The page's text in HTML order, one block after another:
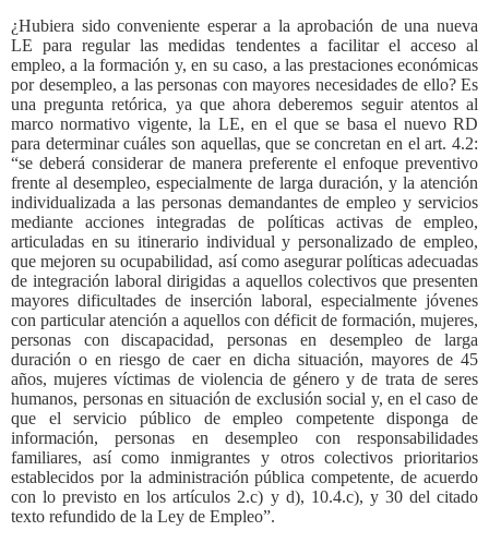
¿Hubiera sido conveniente esperar a la aprobación de una nueva
LE para regular las medidas tendentes a facilitar el acceso al
empleo, a la formación y, en su caso, a las prestaciones económicas
por desempleo, a las personas con mayores necesidades de ello? Es
una pregunta retórica, ya que ahora deberemos seguir atentos al
marco normativo vigente, la LE, en el que se basa el nuevo RD
para determinar cuáles son aquellas, que se concretan en el art. 4.2:
“se deberá considerar de manera preferente el enfoque preventivo
frente al desempleo, especialmente de larga duración, y la atención
individualizada a las personas demandantes de empleo y servicios
mediante acciones integradas de políticas activas de empleo,
articuladas en su itinerario individual y personalizado de empleo,
que mejoren su ocupabilidad, así como asegurar políticas adecuadas
de integración laboral dirigidas a aquellos colectivos que presenten
mayores dificultades de inserción laboral, especialmente jóvenes
con particular atención a aquellos con déficit de formación, mujeres,
personas con discapacidad, personas en desempleo de larga
duración o en riesgo de caer en dicha situación, mayores de 45
años, mujeres víctimas de violencia de género y de trata de seres
humanos, personas en situación de exclusión social y, en el caso de
que el servicio público de empleo competente disponga de
información, personas en desempleo con responsabilidades
familiares, así como inmigrantes y otros colectivos prioritarios
establecidos por la administración pública competente, de acuerdo
con lo previsto en los artículos 2.c) y d), 10.4.c), y 30 del citado
texto refundido de la Ley de Empleo”.